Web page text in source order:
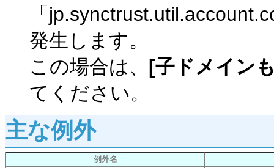
「
発生します。
この場合は、 [子ドメイン
てください。
主な例外
例外名